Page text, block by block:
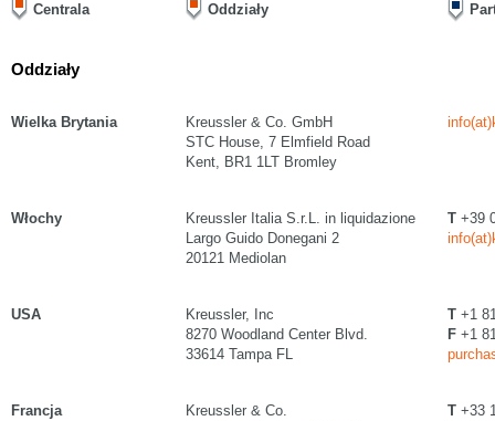
Centrala Oddziały
Oddziały
Wielka Brytania
Kreussler & Co. GmbH
STC House, 7 Elmfield Road
Kent, BR1 1LT Bromley
Włochy
Kreussler Italia S.r.L. in liquidazione
Largo Guido Donegani 2
20121 Mediolan
T +39
USA
Kreussler, Inc
8270 Woodland Center Blvd.
33614 Tampa FL
T +1
F +1
Francja
Kreussler & Co.
T +33